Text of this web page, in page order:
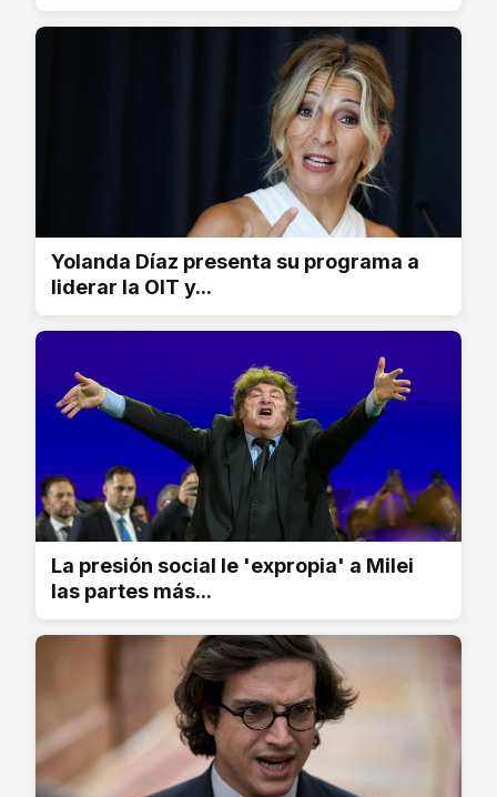
Yolanda Díaz presenta su programa a
liderar la OIT y...
La presión social le 'expropia' a Milei
las partes más...